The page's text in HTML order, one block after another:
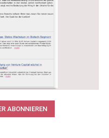
ABONNIEREN